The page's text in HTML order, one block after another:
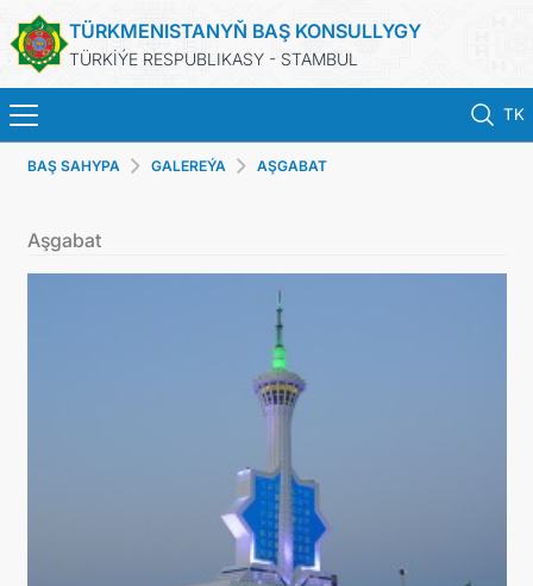
TÜRKMENISTANYŇ BAŞ KONSULLYGY
TÜRKİÝE RESPUBLIKASY - STAMBUL
TK
BAŞ SAHYPA
TÜRKMENISTAN
KONSULLYK ÜÇIN NOBAT
DIM
ARAGATNAŞYK
BAŞ SAHYPA GALEREÝA AŞGABAT
Aşgabat